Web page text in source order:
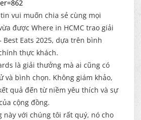
vui muốn chia sẻ cùng mọi
được Where in HCMC trao giải
Best Eats 2025, dựa trên bình
thực khách.
là giải thưởng mà ai cũng có
và bình chọn. Không giám khảo,
quả đến từ niềm yêu thích và sự
cộng đồng.
này với chúng tôi rất quý, nó cho